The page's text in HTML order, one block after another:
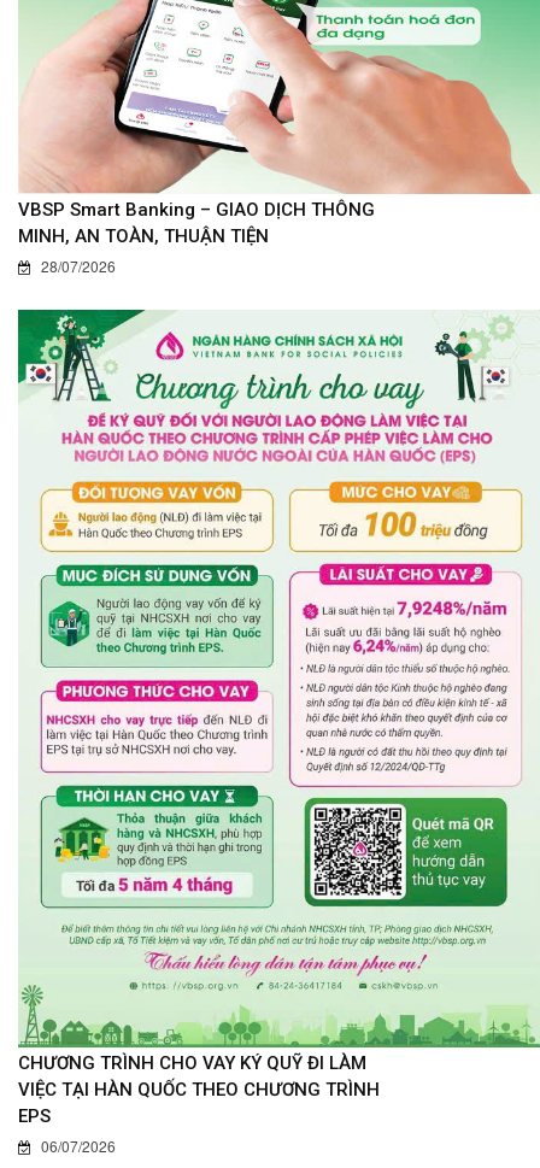
VBSP Smart Banking – GIAO DỊCH THÔNG
MINH, AN TOÀN, THUẬN TIỆN
28/07/2026
CHƯƠNG TRÌNH CHO VAY KÝ QUỸ ĐI LÀM
VIỆC TẠI HÀN QUỐC THEO CHƯƠNG TRÌNH
EPS
06/07/2026